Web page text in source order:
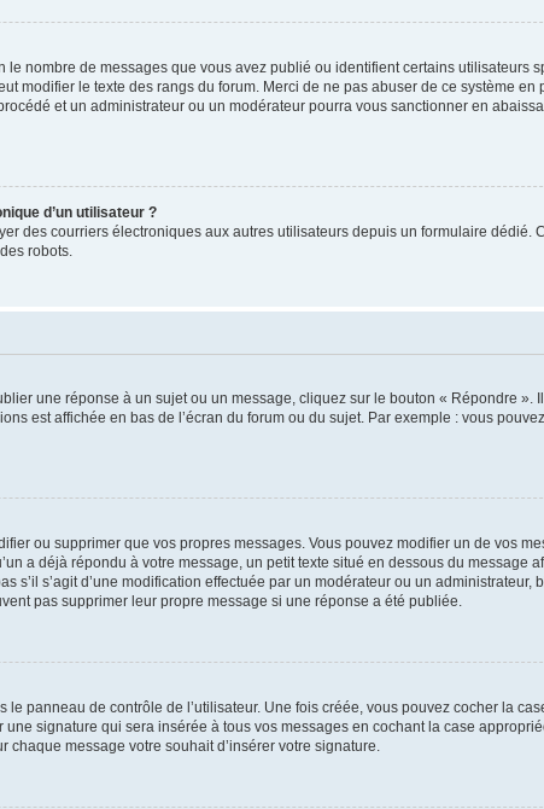
nombre de messages que vous avez publié ou identifient certains utilisateurs
modifier le texte des rangs du forum. Merci de ne pas abuser de ce système en
et un administrateur ou un modérateur pourra vous sanctionner en
d’un utilisateur ?
des courriers électroniques aux autres utilisateurs depuis un formulaire dédié.
robots.
une réponse à un sujet ou un message, cliquez sur le bouton « Répondre ».
est affichée en bas de l’écran du forum ou du sujet. Par exemple : vous
ou supprimer que vos propres messages. Vous pouvez modifier un de vos
a déjà répondu à votre message, un petit texte situé en dessous du message
s’il s’agit d’une modification effectuée par un modérateur ou un administrateur,
pas supprimer leur propre message si une réponse a été publiée.
panneau de contrôle de l’utilisateur. Une fois créée, vous pouvez cocher la
signature qui sera insérée à tous vos messages en cochant la case
message votre souhait d’insérer votre signature.